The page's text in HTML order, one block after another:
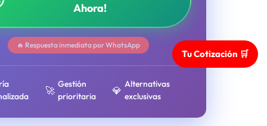
Ahora!
🔥 Respuesta inmediata por WhatsApp
🚀
Gestión
prioritaria
💎
Alternativas
exclusivas
Tu Cotización 🛒